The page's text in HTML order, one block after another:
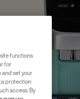
functions
for
and set your
protection
access. By